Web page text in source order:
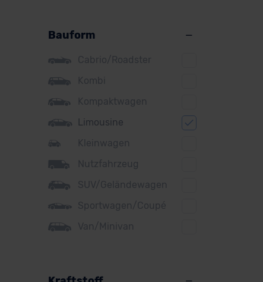
Citroen
Cupra
DS
Dacia
Fiat
Ford
Hyundai
Bauform
Cabrio/Roadster
Kombi
Kompaktwagen
Limousine
Kleinwagen
Nutzfahrzeug
SUV/Geländewagen
Sportwagen/Coupé
Van/Minivan